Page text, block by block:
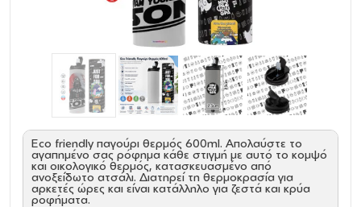
Eco friendly παγούρι θερμός 600ml. Απολαύστε το
αγαπημένο σας ρόφημα κάθε στιγμή με αυτό το κομψό
και οικολογικό θερμός, κατασκευασμένο από
ανοξείδωτο ατσάλι. Διατηρεί τη θερμοκρασία για
αρκετές ώρες και είναι κατάλληλο για ζεστά και κρύα
ροφήματα.